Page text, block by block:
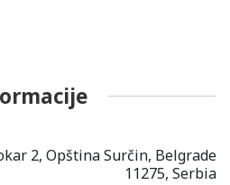
2, Opština Surčin, Belgrade
11275, Serbia